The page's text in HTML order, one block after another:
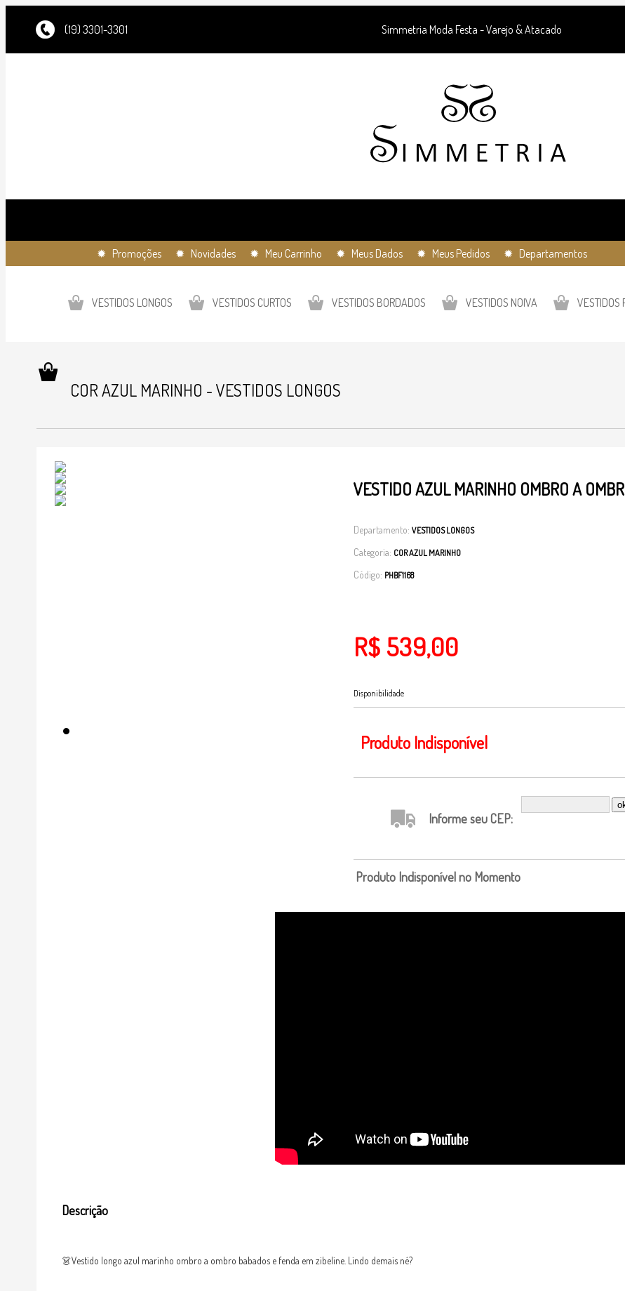
(19) 3301-3301 Simmetria Moda Festa - Varejo & Atacado
✹ Promoções ✹ Novidades ✹ Meu Carrinho ✹ Meus Dados ✹ Meus Pedidos ✹ Departamentos
VESTIDOS LONGOS VESTIDOS CURTOS VESTIDOS BORDADOS VESTIDOS NOIVA VESTIDOS
COR AZUL MARINHO - VESTIDOS LONGOS
VESTIDO AZUL MARINHO OMBRO A
Departamento: VESTIDOS LONGOS
Categoria: COR AZUL MARINHO
Código: PHBF1168
R$ 539,00
Disponibilidade
Produto Indisponível
Informe seu CEP:
Produto Indisponível no Momento
Descrição
👗Vestido longo azul marinho ombro a ombro babados e fenda em zibeline. Lindo demais né?